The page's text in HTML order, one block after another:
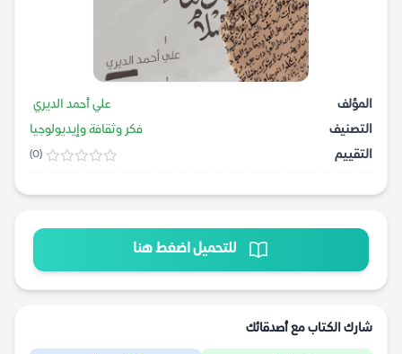
المؤلف
علي أحمد الديري
التصنيف
فكر وثقافة وإيديولوجيا
التقييم
(0)
للتحميل اضغط هنا
شارك الكتاب مع أصدقائك